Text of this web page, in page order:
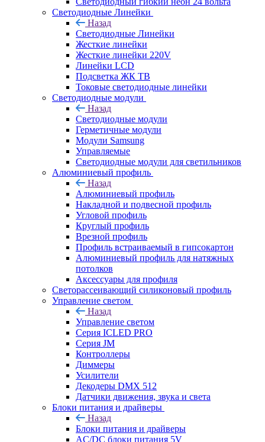
Светодиодные Линейки
Назад
Светодиодные Линейки
Жесткие линейки
Жесткие линейки 220V
Линейки LCD
Подсветка ЖК ТВ
Токовые светодиодные линейки
Светодиодные модули
Назад
Светодиодные модули
Герметичные модули
Модули Samsung
Управляемые
Светодиодные модули для светильников
Алюминиевый профиль
Назад
Алюминиевый профиль
Накладной и подвесной профиль
Угловой профиль
Круглый профиль
Врезной профиль
Профиль встраиваемый в гипсокартон
Алюминиевый профиль для натяжных
потолков
Аксессуары для профиля
Светорассеивающий силиконовый профиль
Управление светом
Назад
Управление светом
Серия ICLED PRO
Серия JM
Контроллеры
Диммеры
Усилители
Декодеры DMX 512
Датчики движения, звука и света
Блоки питания и драйверы
Назад
Блоки питания и драйверы
AC/DC блоки питания 5V